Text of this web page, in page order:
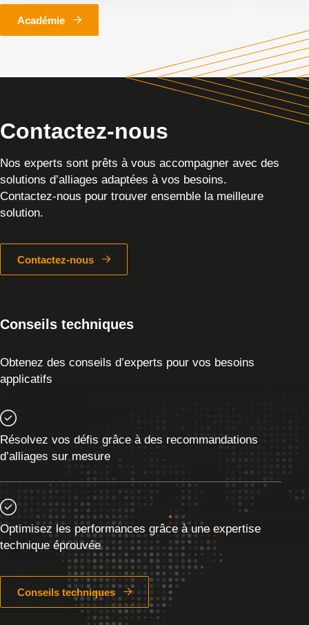
Académie
Contactez-nous
Nos experts sont prêts à vous accompagner avec des
solutions d’alliages adaptées à vos besoins.
Contactez-nous pour trouver ensemble la meilleure
solution.
Contactez-nous
Conseils techniques
Obtenez des conseils d’experts pour vos besoins
applicatifs
Résolvez vos défis grâce à des recommandations
d’alliages sur mesure
Optimisez les performances grâce à une expertise
technique éprouvée
Conseils techniques